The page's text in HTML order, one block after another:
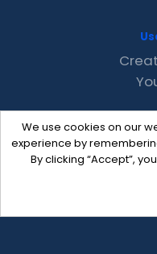
We use cookies on our
experience by
By clicking “Accept”,